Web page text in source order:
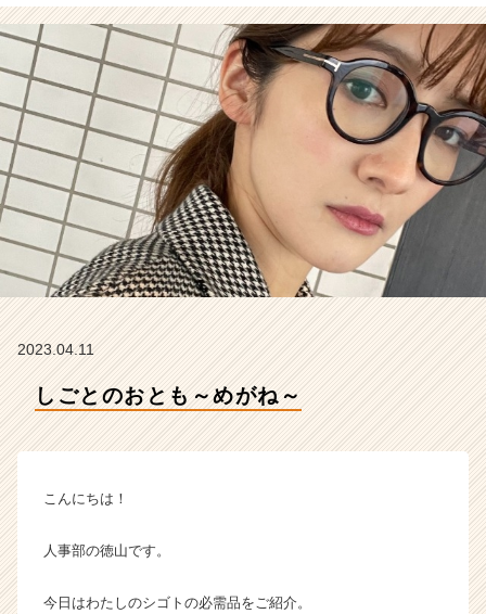
株
式
会
社
タ
イ
ム
ラ
イ
ン】
|
ベ
成
ト
2023.04.11
しごとのおとも～めがね～
こんにちは！
人事部の徳山です。
今日はわたしのシゴトの必需品をご紹介。